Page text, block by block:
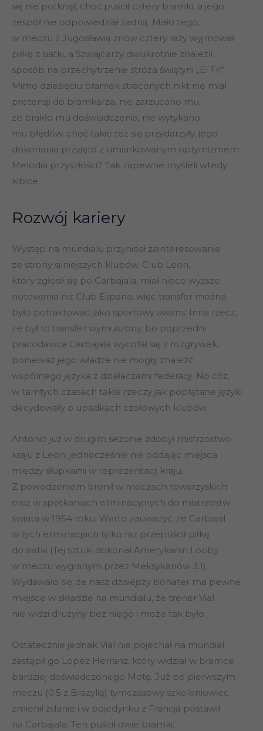
się nie potknął, choć puścił cztery bramki, a jego
zespół nie odpowiedział żadną. Mało tego,
w meczu z Jugosławią znów cztery razy wyjmował
piłkę z siatki, a Szwajcarzy dwukrotnie znaleźli
sposób na przechytrzenie stróża świątyni „El Tri”.
Mimo dziesięciu bramek straconych nikt nie miał
pretensji do bramkarza, nie zarzucano mu,
że brakło mu doświadczenia, nie wytykano
mu błędów, choć takie też się przydarzyły, jego
dokonania przyjęto z umiarkowanym optymizmem.
Melodia przyszłości? Tak zapewne myśleli wtedy
kibice.
Rozwój kariery
Występ na mundialu przyniósł zainteresowanie
ze strony silniejszych klubów. Club Leon,
który zgłosił się po Carbajala, miał nieco wyższe
notowania niż Club Espana, więc transfer można
było potraktować jako sportowy awans. Inna rzecz,
że był to transfer wymuszony, bo poprzedni
pracodawca Carbajala wycofał się z rozgrywek,
ponieważ jego władze nie mogły znaleźć
wspólnego języka z działaczami federacji. No cóż,
w tamtych czasach takie rzeczy jak poplątane języki
decydowały o upadkach czołowych klubów.
Antonio już w drugim sezonie zdobył mistrzostwo
kraju z Leon, jednocześnie nie oddając miejsca
między słupkami w reprezentacji kraju.
Z powodzeniem bronił w meczach towarzyskich
oraz w spotkaniach eliminacyjnych do mistrzostw
świata w 1954 roku. Warto zauważyć, że Carbajal
w tych eliminacjach tylko raz przepuścił piłkę
do siatki (Tej sztuki dokonał Amerykanin Looby
w meczu wygranym przez Meksykanów 3:1).
Wydawało się, że nasz dzisiejszy bohater ma pewne
miejsce w składzie na mundialu, że trener Vial
nie widzi drużyny bez niego i może tak było.
Ostatecznie jednak Vial nie pojechał na mundial,
zastąpił go Lopez Herranz, który widział w bramce
bardziej doświadczonego Motę. Już po pierwszym
meczu (0:5 z Brazylią) tymczasowy szkoleniowiec
zmienił zdanie i w pojedynku z Francją postawił
na Carbajala. Ten puścił dwie bramki,